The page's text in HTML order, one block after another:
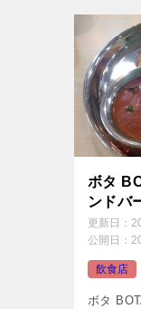
ボタ
ンドバ
更新日：
公開日：
飲食店
ボタ